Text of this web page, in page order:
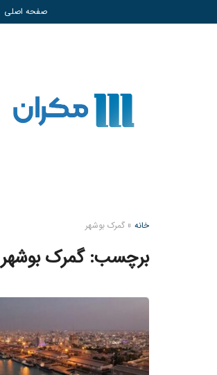
صفحه اصلی
خانه »گمرک بوشهر
برچسب:گمرک بوشهر